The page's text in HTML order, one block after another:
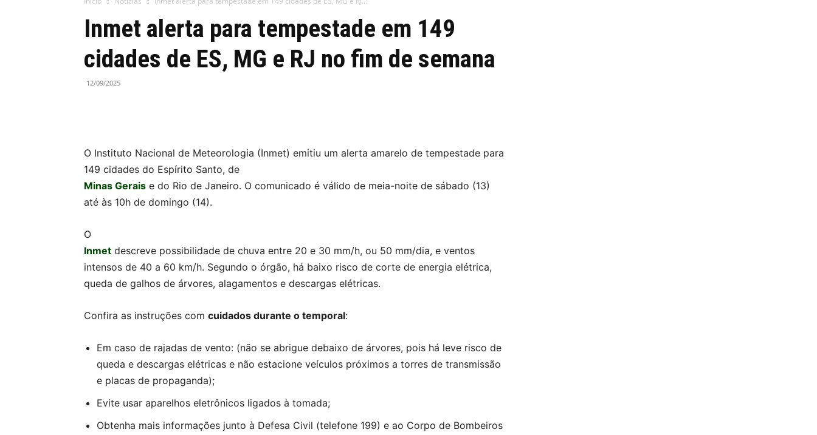
Inmet alerta para tempestade em 149
cidades de ES, MG e RJ no fim de semana
12/09/2025
O Instituto Nacional de Meteorologia (Inmet) emitiu um alerta amarelo de tempestade para
149 cidades do Espírito Santo, de
Minas Gerais e do Rio de Janeiro. O comunicado é válido de meia-noite de sábado (13)
até às 10h de domingo (14).
O
Inmet descreve possibilidade de chuva entre 20 e 30 mm/h, ou 50 mm/dia, e ventos
intensos de 40 a 60 km/h. Segundo o órgão, há baixo risco de corte de energia elétrica,
queda de galhos de árvores, alagamentos e descargas elétricas.
Confira as instruções com cuidados durante o temporal:
Em caso de rajadas de vento: (não se abrigue debaixo de árvores, pois há leve risco de
queda e descargas elétricas e não estacione veículos próximos a torres de transmissão
e placas de propaganda);
Evite usar aparelhos eletrônicos ligados à tomada;
Obtenha mais informações junto à Defesa Civil (telefone 199) e ao Corpo de Bombeiros